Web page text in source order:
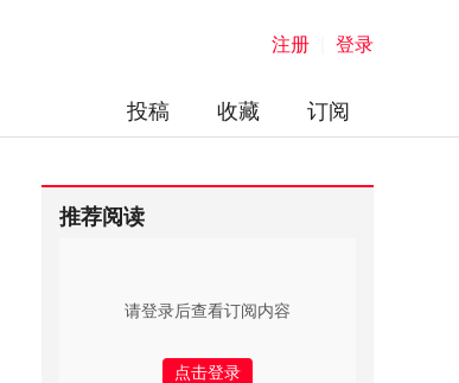
注册 登录
订阅
收藏
投稿
推荐阅读
请登录后查看订阅内容